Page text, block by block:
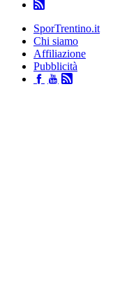
SporTrentino.it
Chi siamo
Affiliazione
Pubblicità